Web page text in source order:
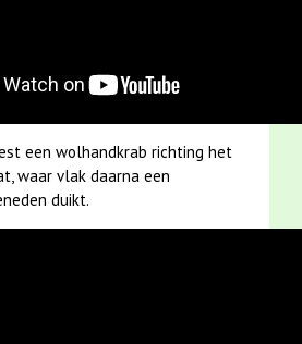
een wolhandkrab richting het
waar vlak daarna een
duikt.